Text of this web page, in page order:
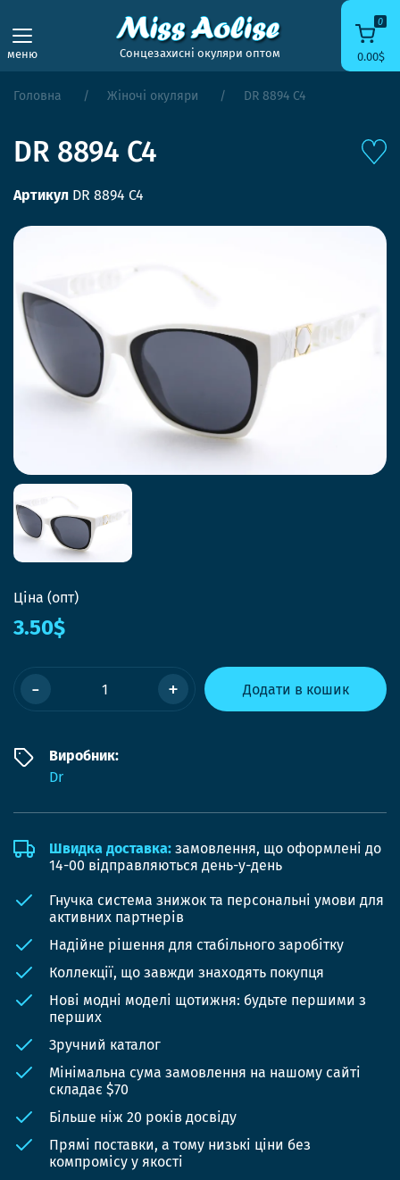
меню Сонцезахисні окуляри оптом
0
0.00$
Головна Жіночі окуляри DR 8894 C4
DR 8894 C4
Артикул DR 8894 C4
Ціна (опт)
3.50$
- + Додати в кошик
Виробник:
Dr
Швидка доставка: замовлення, що оформлені до
14-00 відправляються день-у-день
Гнучка система знижок та персональні умови для
активних партнерів
Надійне рішення для стабільного заробітку
Коллекції, що завжди знаходять покупця
Нові модні моделі щотижня: будьте першими з
перших
Зручний каталог
Мінімальна сума замовлення на нашому сайті
складає $70
Більше ніж 20 років досвіду
Прямі поставки, а тому низькі ціни без
компромісу у якості